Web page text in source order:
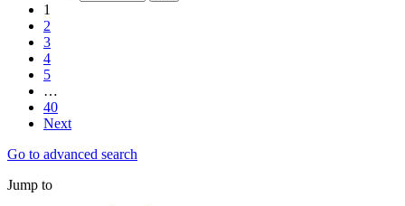
1
2
3
4
5
…
40
Next
Go to advanced search
Jump to